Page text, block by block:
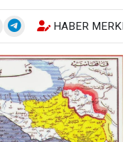
HABER MERKEZI